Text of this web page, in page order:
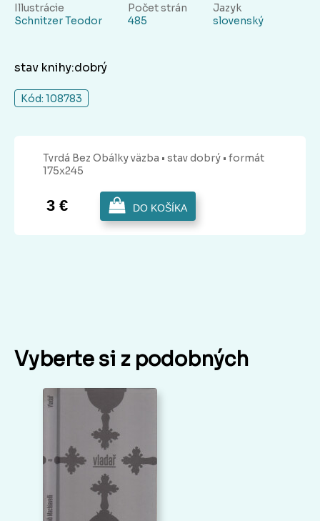
Illustrácie
Schnitzer Teodor
Počet strán
485
Jazyk
slovenský
stav knihy:dobrý
Kód: 108783
Tvrdá Bez Obálkyväzba • stav dobrý • formát
175x245
3 € DO KOŠÍKA
Vyberte si z podobných